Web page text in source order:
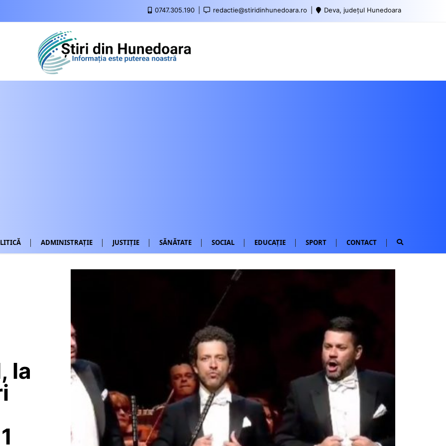
0747.305.190 redactie@stiridinhunedoara.ro Deva, județul Hunedoara
ADMINISTRAȚIE JUSTIȚIE SĂNĂTATE SOCIAL EDUCAȚIE SPORT CONTACT
la